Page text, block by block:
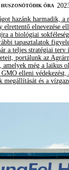
HUSZONÖTÖDIK ÓRA
hazánk harmadik, a
elrettentő elnevezése
a biológiai
tapasztalatok
a teljes stratégiai terv
portálunk az
amelyek még a laikus
elleni védekezést,
megállítását és a